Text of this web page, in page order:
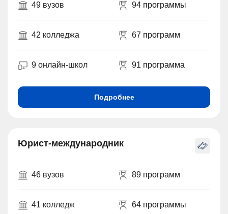
49 вузов 94 программы
42 колледжа 67 программ
9 онлайн-школ 91 программа
Подробнее
Юрист-международник
46 вузов 89 программ
41 колледж 64 программы